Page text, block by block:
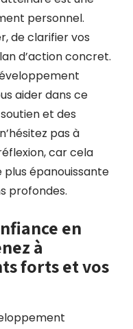
personnel.
de clarifier vos
d’action concret.
aider dans ce
et des
pas à
car cela
plus épanouissante
profondes.
en
à
forts et vos